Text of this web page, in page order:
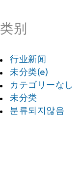
类别
行业新闻
未分类(e)
カテゴリーなし
未分类
분류되지않음